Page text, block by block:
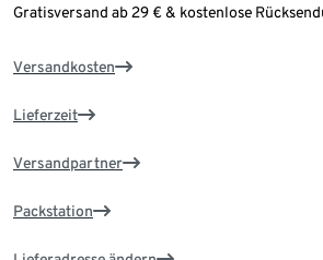
Gratisversand ab 29 € & kostenlose
Versandkosten
Lieferzeit
Versandpartner
Packstation